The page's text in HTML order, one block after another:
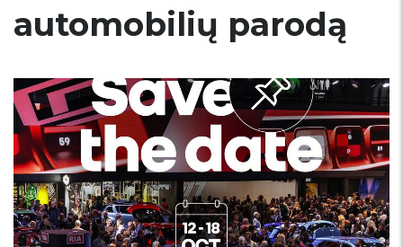
automobilių parodą